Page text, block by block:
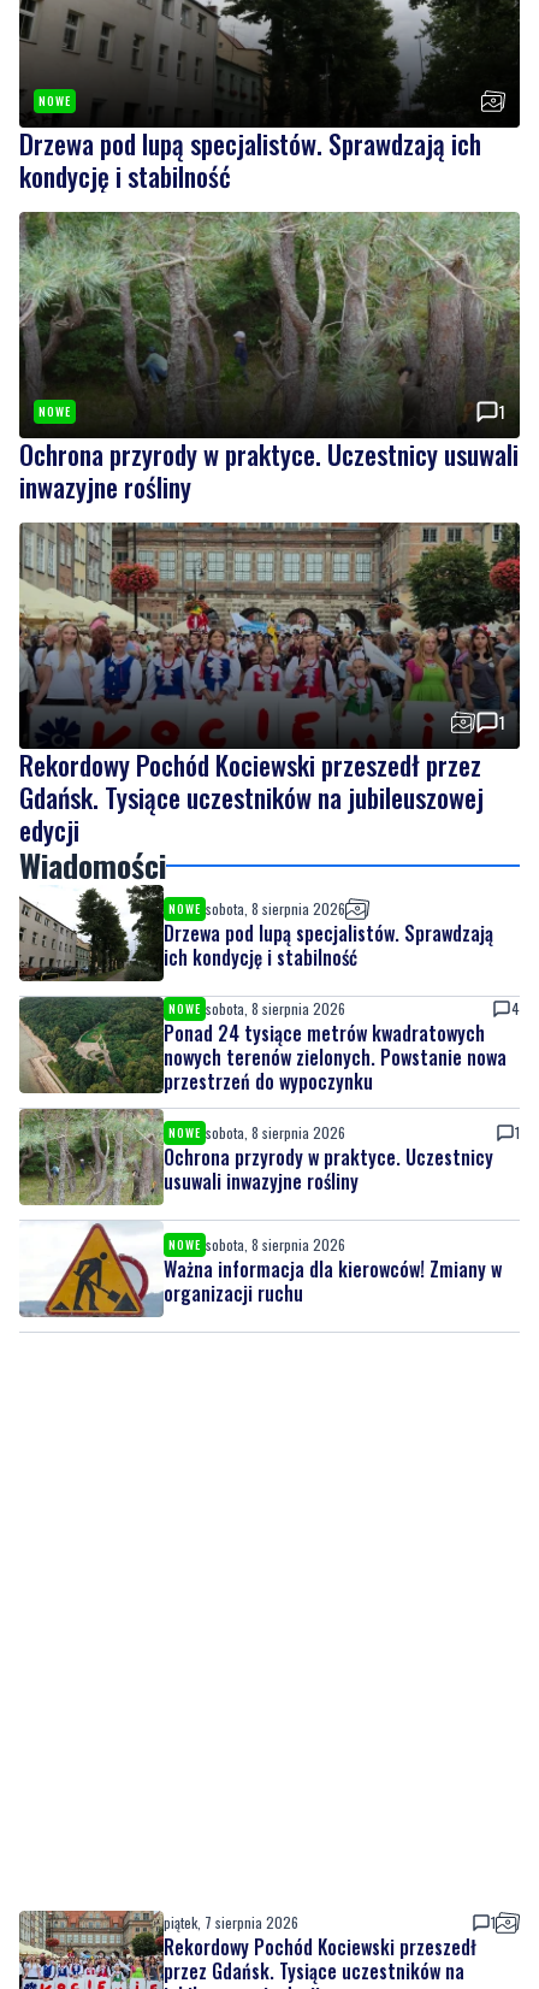
NOWE
Drzewa pod lupą specjalistów. Sprawdzają ich
kondycję i stabilność
NOWE 1
Ochrona przyrody w praktyce. Uczestnicy usuwali
inwazyjne rośliny
1
Rekordowy Pochód Kociewski przeszedł przez
Gdańsk. Tysiące uczestników na jubileuszowej
edycji
Wiadomości
NOWE sobota, 8 sierpnia 2026
Drzewa pod lupą specjalistów. Sprawdzają
ich kondycję i stabilność
NOWE sobota, 8 sierpnia 2026 4
Ponad 24 tysiące metrów kwadratowych
nowych terenów zielonych. Powstanie nowa
przestrzeń do wypoczynku
NOWE sobota, 8 sierpnia 2026 1
Ochrona przyrody w praktyce. Uczestnicy
usuwali inwazyjne rośliny
NOWE sobota, 8 sierpnia 2026
Ważna informacja dla kierowców! Zmiany w
organizacji ruchu
piątek, 7 sierpnia 2026 1
Rekordowy Pochód Kociewski przeszedł
przez Gdańsk. Tysiące uczestników na